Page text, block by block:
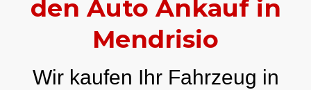
den Auto Ankauf in
Mendrisio
Wir kaufen Ihr Fahrzeug in